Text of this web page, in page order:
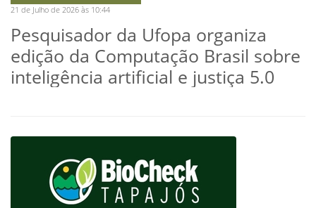
21 de Julho de 2026 às 10:44
Pesquisador da Ufopa organiza
edição da Computação Brasil sobre
inteligência artificial e justiça 5.0